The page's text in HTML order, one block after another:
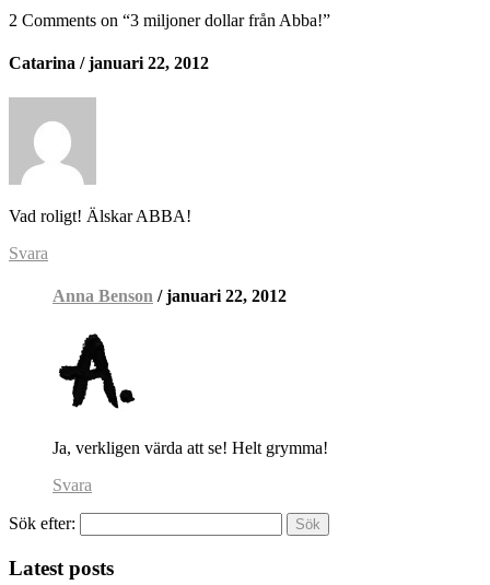
2 Comments on “3 miljoner dollar från Abba!”
Catarina / januari 22, 2012
Vad roligt! Älskar ABBA!
Svara
Anna Benson / januari 22, 2012
Ja, verkligen värda att se! Helt grymma!
Svara
Sök efter:
Latest posts